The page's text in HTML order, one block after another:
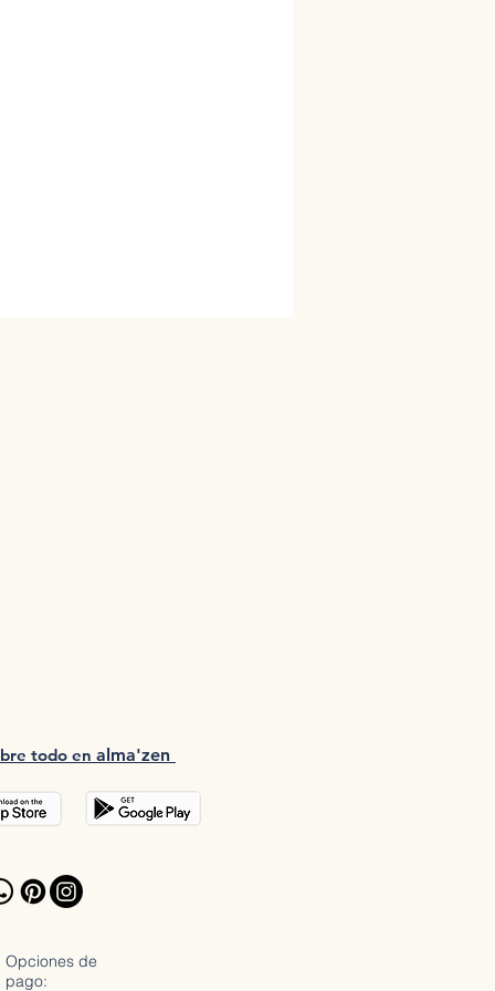
todo en a lma'zen
Opciones de
pago: